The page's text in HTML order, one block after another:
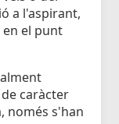
a l'aspirant,
el punt
caràcter
només s'han